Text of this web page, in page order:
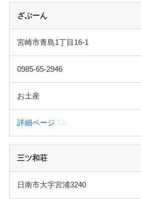
ざぶーん
宮崎市青島1丁目16-1
0985-65-2946
お土産
詳細ページ
三ツ和荘
日南市大字宮浦3240